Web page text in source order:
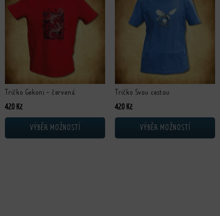
Tričko Gekoni - červená
420 Kč
VÝBĚR MOŽNOSTÍ
Tričko Svou cestou
420 Kč
VÝBĚR MOŽNOSTÍ